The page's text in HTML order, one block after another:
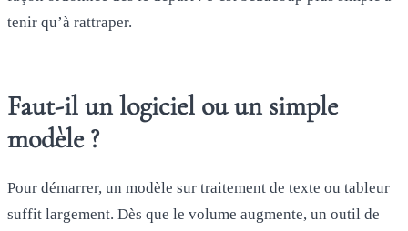
tenir qu’à rattraper.
Faut-il un logiciel ou un simple
modèle ?
Pour démarrer, un modèle sur traitement de texte ou tableur
suffit largement. Dès que le volume augmente, un outil de